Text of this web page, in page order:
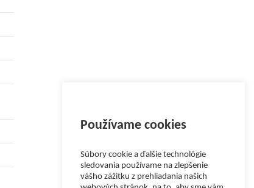
Používame cookies
Súbory cookie a ďalšie technológie
sledovania používame na zlepšenie
vášho zážitku z prehliadania našich